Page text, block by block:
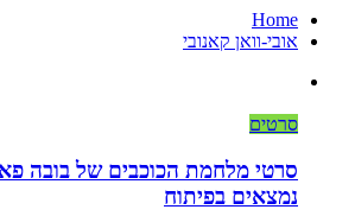
Home
אובי-וואן קאנובי
סרטים
סרטי מלחמת הכוכבים של בובה פאט
נמצאים בפיתוח